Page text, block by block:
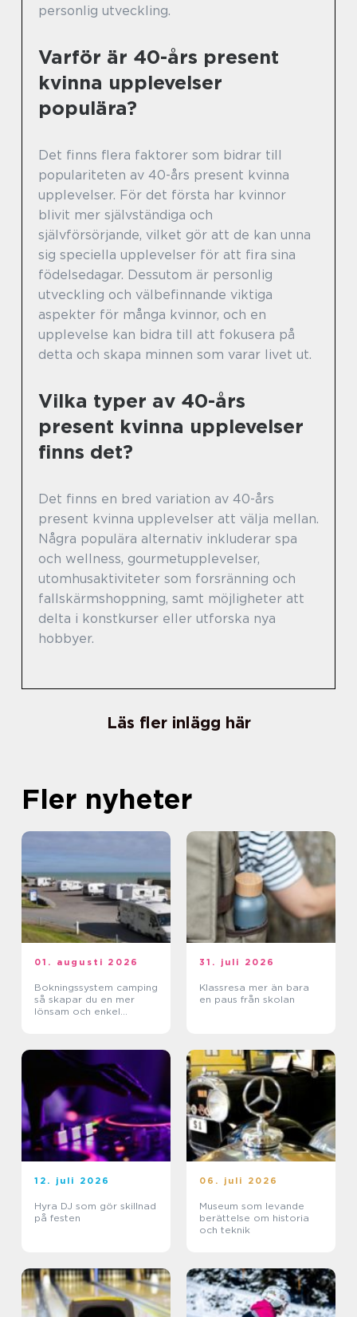
personlig utveckling.
Varför är 40-års present
kvinna upplevelser
populära?
Det finns flera faktorer som bidrar till
populariteten av 40-års present kvinna
upplevelser. För det första har kvinnor
blivit mer självständiga och
självförsörjande, vilket gör att de kan unna
sig speciella upplevelser för att fira sina
födelsedagar. Dessutom är personlig
utveckling och välbefinnande viktiga
aspekter för många kvinnor, och en
upplevelse kan bidra till att fokusera på
detta och skapa minnen som varar livet ut.
Vilka typer av 40-års
present kvinna upplevelser
finns det?
Det finns en bred variation av 40-års
present kvinna upplevelser att välja mellan.
Några populära alternativ inkluderar spa
och wellness, gourmetupplevelser,
utomhusaktiviteter som forsränning och
fallskärmshoppning, samt möjligheter att
delta i konstkurser eller utforska nya
hobbyer.
Läs fler inlägg här
Fler nyheter
01. augusti 2026
Bokningssystem camping
så skapar du en mer
lönsam och enkel
31. juli 2026
Klassresa mer än bara
en paus från skolan
12. juli 2026
Hyra DJ som gör skillnad
på festen
06. juli 2026
Museum som levande
berättelse om historia
och teknik